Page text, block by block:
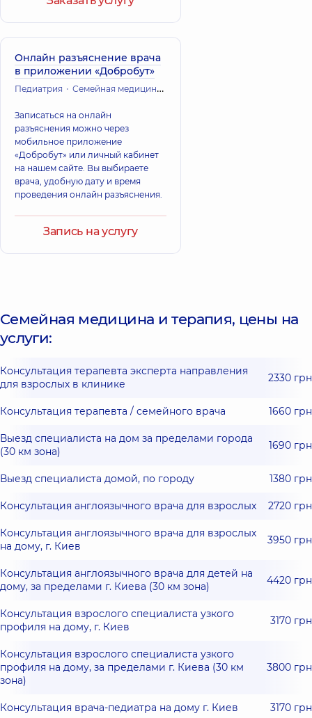
Онлайн разъяснение врача
в приложении «Добробут»
Педиатрия Семейная медицина и терапия
Записаться на онлайн
разъяснения можно через
мобильное приложение
«Добробут» или личный кабинет
на нашем сайте. Вы выбираете
врача, удобную дату и время
проведения онлайн разъяснения.
Запись на услугу
Семейная медицина и терапия, цены на
услуги:
Консультация терапевта эксперта направления
для взрослых в клинике
2330 грн
Консультация терапевта / семейного врача 1660 грн
Выезд специалиста на дом за пределами города
(30 км зона)
1690 грн
Выезд специалиста домой, по городу 1380 грн
Консультация англоязычного врача для взрослых 2720 грн
Консультация англоязычного врача для взрослых
на дому, г. Киев
3950 грн
Консультация англоязычного врача для детей на
дому, за пределами г. Киева (30 км зона)
4420 грн
Консультация взрослого специалиста узкого
профиля на дому, г. Киев
3170 грн
Консультация взрослого специалиста узкого
профиля на дому, за пределами г. Киева (30 км
зона)
3800 грн
Консультация врача-педиатра на дому г. Киев 3170 грн